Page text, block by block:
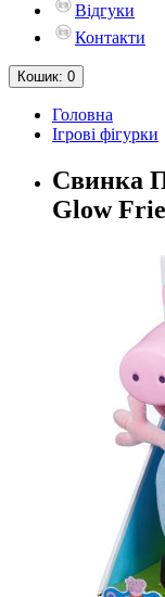
Відгуки
Контакти
Кошик: 0
Головна
Ігрові фігурки
Свинка
Glow